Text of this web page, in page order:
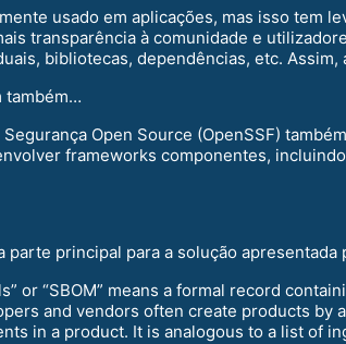
usado em aplicações, mas isso tem
transparência à comunidade e
bibliotecas, dependências, etc.
também…
Open Source (OpenSSF)
frameworks componentes,
parte principal para a solução
or “SBOM” means a formal record
and vendors often create products
in a product. It is analogous to a list of